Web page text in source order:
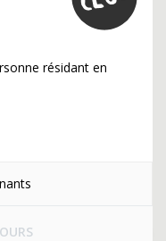
résidant en